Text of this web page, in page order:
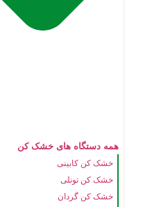
همه دستگاه های خشک کن
خشک کن کابینی
خشک کن تونلی
خشک کن گردان